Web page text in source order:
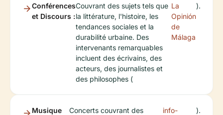
Conférences
et Discours :
Couvrant des sujets tels que
la littérature, l'histoire, les
tendances sociales et la
durabilité urbaine. Des
intervenants remarquables
incluent des écrivains, des
acteurs, des journalistes et
des philosophes (
La
Opinión
de
Málaga
).
Musique
Concerts couvrant des
info-
).